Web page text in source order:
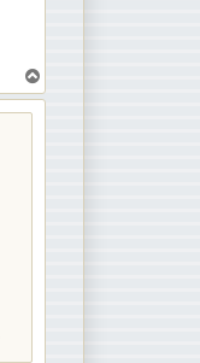
o